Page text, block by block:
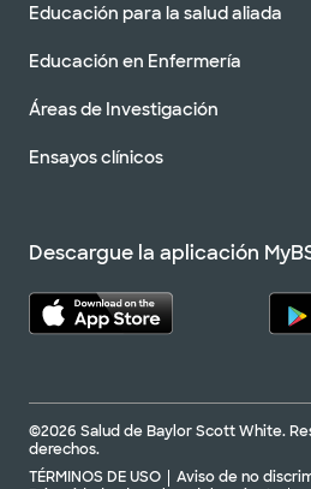
Educación para la salud aliada
Educación en Enfermería
Áreas de Investigación
Ensayos clínicos
Descargue la aplicación
©2026 Salud de Baylor Scott White.
derechos.
TÉRMINOS DE USO
Aviso de no